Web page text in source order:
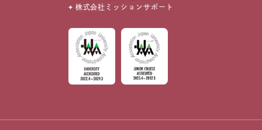
株式会社ミッションサポート